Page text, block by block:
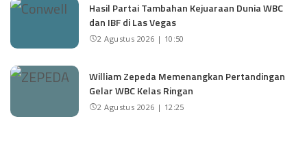
Hasil Partai Tambahan Kejuaraan Dunia WBC
dan IBF di Las Vegas
2 Agustus 2026 | 10:50
William Zepeda Memenangkan Pertandingan
Gelar WBC Kelas Ringan
2 Agustus 2026 | 12:25